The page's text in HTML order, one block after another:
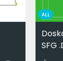
ALL
SFG